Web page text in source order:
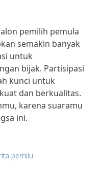
pemilih pemula
semakin banyak
untuk
bijak. Partisipasi
kunci untuk
dan berkualitas.
karena suaramu
ini.
pemilu